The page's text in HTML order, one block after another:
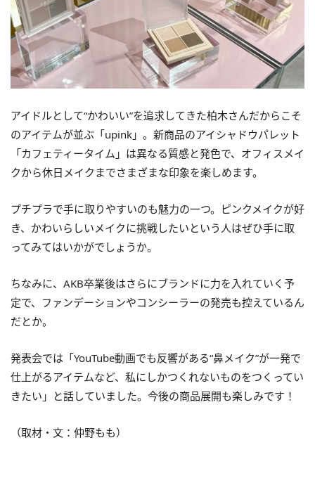
アイドルとして“かわいい”を追求してきた柏木さんだからこそ
のアイテムが並ぶ「upink」。新商品のアイシャドウパレット
「カフェティータイム」は異なる質感と発色で、オフィスメイ
クから休日メイクまでさまざまな印象を楽しめます。
プチプラで手に取りやすいのも魅力の一つ。ピンクメイクが好
き、かわいらしいメイクに挑戦したいという人はぜひ手に取
ってみてはいかがでしょうか。
ちなみに、AKB卒業後はさらにブランドに力を入れていく予
定で、ファンデーションやコンシーラーの発売も控えているん
だとか。
発表会では「YouTube動画でも反響がある“鼻メイク”が一発で
仕上がるアイテムなど、私にしかつくれないものをつくってい
きたい」と話していました。今後の商品展開も楽しみです！
（取材・文：仲野もも）